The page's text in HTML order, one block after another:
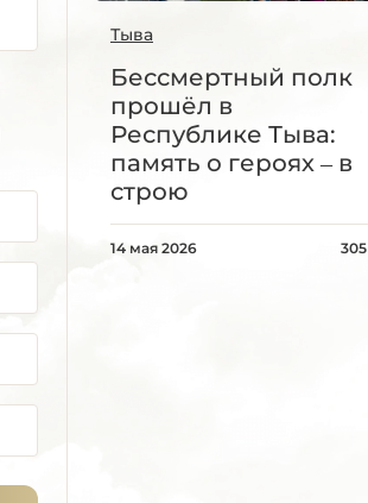
Тыва
Бессмертный полк
прошёл в
Республике Тыва:
память о героях – в
строю
14 мая 2026 305